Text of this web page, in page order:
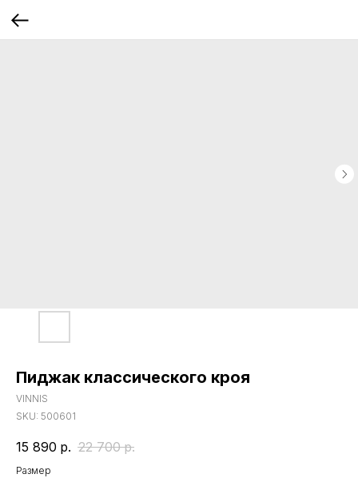
Пиджак классического кроя
VINNIS
SKU: 500601
15 890 р. 22 700 р.
Размер